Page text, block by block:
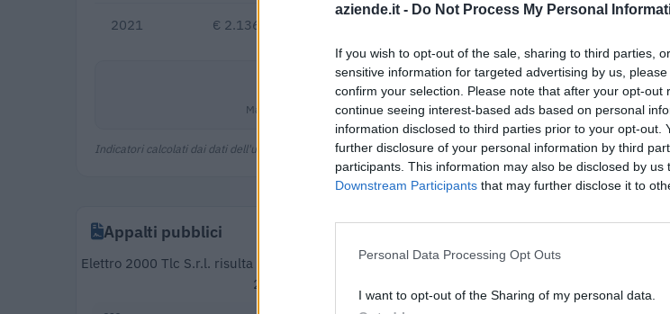
aziende.it - Do Not Process My Personal
If you wish to opt-out of the sale, sharing to third parties,
sensitive information for targeted advertising by us,
confirm your selection. Please note that after your opt-out
continue seeing interest-based ads based on personal
information disclosed to third parties prior to your opt-out.
further disclosure of your personal information by third
participants. This information may also be disclosed by us
Downstream Participants that may further disclose it to
Personal Data Processing Opt Outs
I want to opt-out of the Sharing of my personal data.
2021 € 2.136.007
Margine netto
€
Fatturato per
Indicatori calcolati dai dati dell'ultimo bilancio disponibile.
Appalti pubblici
Elettro 2000 Tlc S.r.l. risulta aggiudicataria di 123 appalti pubblici per un importo complessivo
2025). Partecipa inoltre a 9 procedure in raggruppamento o